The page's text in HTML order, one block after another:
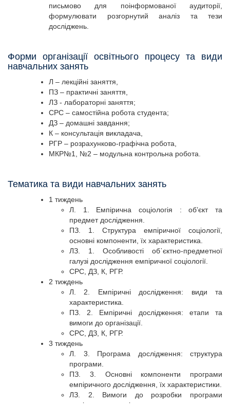
письмово для поінформованої аудиторії,
формулювати розгорнутий аналіз та тези
досліджень.
Форми організації освітнього процесу та види
навчальних занять
Л – лекційні заняття,
ПЗ – практичні заняття,
ЛЗ - лабораторні заняття;
СРС – самостійна робота студента;
ДЗ – домашні завдання;
К – консультація викладача,
РГР – розрахунково-графічна робота,
МКР№1, №2 – модульна контрольна робота.
Тематика та види навчальних занять
1 тиждень
Л. 1. Емпірична соціологія : об’єкт та
предмет дослідження.
ПЗ. 1. Структура емпіричної соціології,
основні компоненти, їх характеристика.
ЛЗ. 1. Особливості об᾽єктно-предметної
галузі дослідження емпіричної соціології.
СРС, ДЗ, К, РГР.
2 тиждень
Л. 2. Емпіричні дослідження: види та
характеристика.
ПЗ. 2. Емпіричні дослідження: етапи та
вимоги до організації.
СРС, ДЗ, К, РГР.
3 тиждень
Л. 3. Програма дослідження: структура
програми.
ПЗ. 3. Основні компоненти програми
емпіричного дослідження, їх характеристики.
ЛЗ. 2. Вимоги до розробки програми